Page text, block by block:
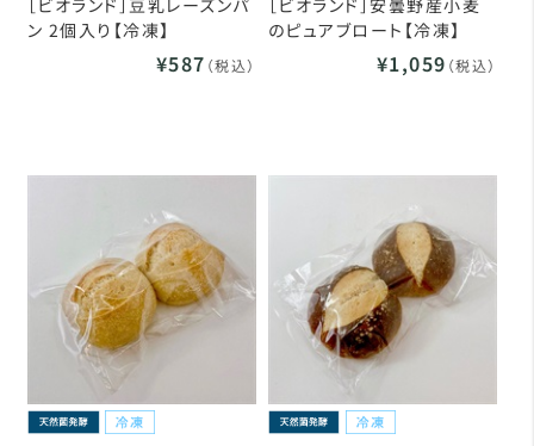
ン 2個入り【冷凍】
¥587 （税込）
のピュアブロート【冷凍】
¥1,059 （税込）